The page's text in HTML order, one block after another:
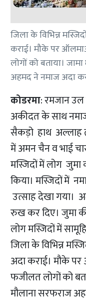
जिला के विभिन्न
कराई। मौके पर
लोगों को बताया।
अहमद ने नमाज अदा
कोडरमा: रमजान उल
अकीदत के साथ
सैकड़ो हाथ अल्लाह
में अमन चैन व भाई
मस्जिदों में लोग
किया। मस्जिदों में
उत्साह देखा गया।
रुख कर दिए। जुमा
लोग मस्जिदों में
जिला के विभिन्न
अदा कराई। मौके
फजीलत लोगों को
मौलाना सरफराज